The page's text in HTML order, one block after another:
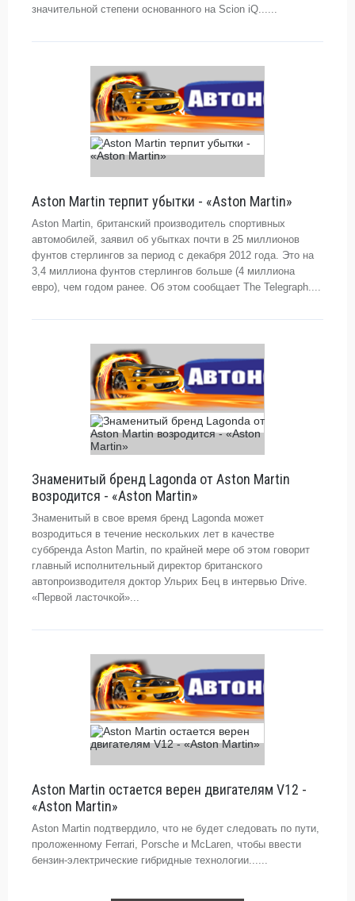
значительной степени основанного на Scion iQ......
Aston Martin терпит убытки - «Aston Martin»
Aston Martin, британский производитель спортивных
автомобилей, заявил об убытках почти в 25 миллионов
фунтов стерлингов за период с декабря 2012 года. Это на
3,4 миллиона фунтов стерлингов больше (4 миллиона
евро), чем годом ранее. Об этом сообщает The Telegraph....
Знаменитый бренд Lagonda от Aston Martin
возродится - «Aston Martin»
Знаменитый в свое время бренд Lagonda может
возродиться в течение нескольких лет в качестве
суббренда Aston Martin, по крайней мере об этом говорит
главный исполнительный директор британского
автопроизводителя доктор Ульрих Бец в интервью Drive.
«Первой ласточкой»...
Aston Martin остается верен двигателям V12 -
«Aston Martin»
Aston Martin подтвердило, что не будет следовать по пути,
проложенному Ferrari, Porsche и McLaren, чтобы ввести
бензин-электрические гибридные технологии......